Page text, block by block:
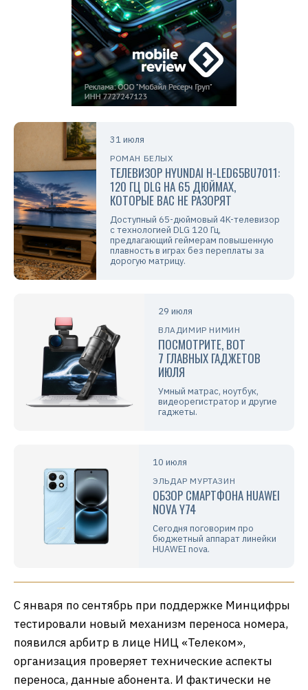
31 июля
РОМАН БЕЛЫХ
ТЕЛЕВИЗОР HYUNDAI H-LED65BU7011:
120 ГЦ DLG НА 65 ДЮЙМАХ,
КОТОРЫЕ ВАС НЕ РАЗОРЯТ
Доступный 65-дюймовый 4K-телевизор
с технологией DLG 120 Гц,
предлагающий геймерам повышенную
плавность в играх без переплаты за
дорогую матрицу.
29 июля
ВЛАДИМИР НИМИН
ПОСМОТРИТЕ, ВОТ
7 ГЛАВНЫХ ГАДЖЕТОВ
ИЮЛЯ
Умный матрас, ноутбук,
видеорегистратор и другие
гаджеты.
10 июля
ЭЛЬДАР МУРТАЗИН
ОБЗОР СМАРТФОНА HUAWEI
NOVA Y74
Сегодня поговорим про
бюджетный аппарат линейки
HUAWEI nova.
С января по сентябрь при поддержке Минцифры
тестировали новый механизм переноса номера,
появился арбитр в лице НИЦ «Телеком»,
организация проверяет технические аспекты
переноса, данные абонента. И фактически не